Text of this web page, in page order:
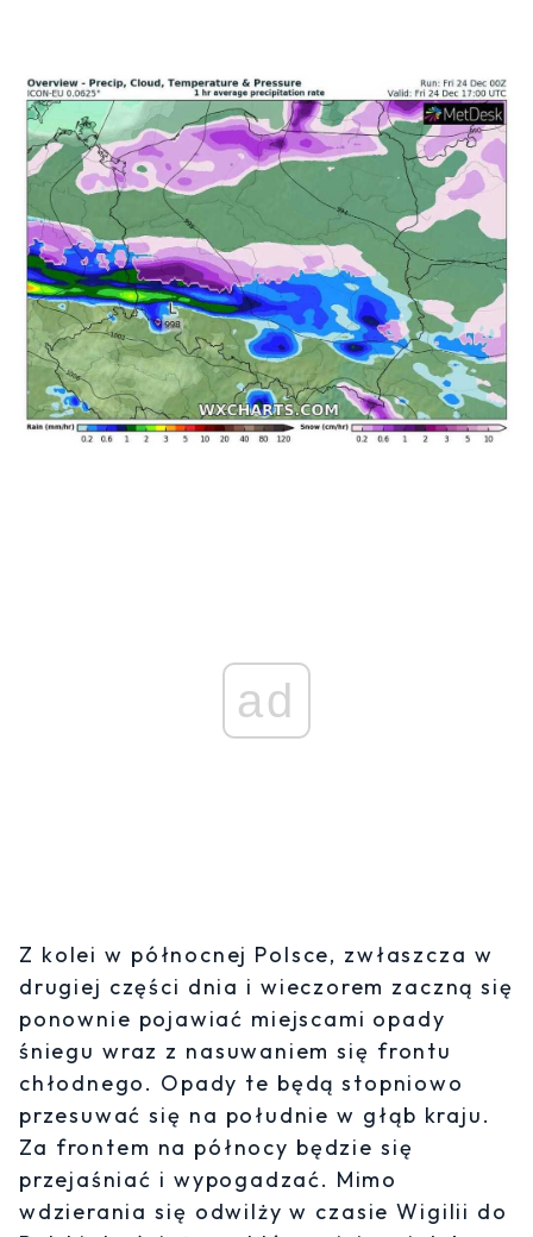
ad
Z kolei w północnej Polsce, zwłaszcza w
drugiej części dnia i wieczorem zaczną się
ponownie pojawiać miejscami opady
śniegu wraz z nasuwaniem się frontu
chłodnego. Opady te będą stopniowo
przesuwać się na południe w głąb kraju.
Za frontem na północy będzie się
przejaśniać i wypogadzać. Mimo
wdzierania się odwilży w czasie Wigilii do